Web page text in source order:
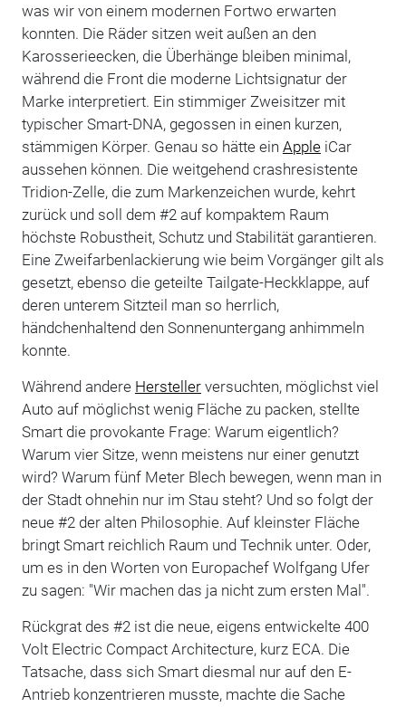
was wir von einem modernen Fortwo erwarten
konnten. Die Räder sitzen weit außen an den
Karosserieecken, die Überhänge bleiben minimal,
während die Front die moderne Lichtsignatur der
Marke interpretiert. Ein stimmiger Zweisitzer mit
typischer Smart-DNA, gegossen in einen kurzen,
stämmigen Körper. Genau so hätte ein AppleiCar
aussehen können. Die weitgehend crashresistente
Tridion-Zelle, die zum Markenzeichen wurde, kehrt
zurück und soll dem #2 auf kompaktem Raum
höchste Robustheit, Schutz und Stabilität garantieren.
Eine Zweifarbenlackierung wie beim Vorgänger gilt als
gesetzt, ebenso die geteilte Tailgate-Heckklappe, auf
deren unterem Sitzteil man so herrlich,
händchenhaltend den Sonnenuntergang anhimmeln
konnte.
Während andere Herstellerversuchten, möglichst viel
Auto auf möglichst wenig Fläche zu packen, stellte
Smart die provokante Frage: Warum eigentlich?
Warum vier Sitze, wenn meistens nur einer genutzt
wird? Warum fünf Meter Blech bewegen, wenn man in
der Stadt ohnehin nur im Stau steht? Und so folgt der
neue #2 der alten Philosophie. Auf kleinster Fläche
bringt Smart reichlich Raum und Technik unter. Oder,
um es in den Worten von Europachef Wolfgang Ufer
zu sagen: "Wir machen das ja nicht zum ersten Mal".
Rückgrat des #2 ist die neue, eigens entwickelte 400
Volt Electric Compact Architecture, kurz ECA. Die
Tatsache, dass sich Smart diesmal nur auf den E-
Antrieb konzentrieren musste, machte die Sache